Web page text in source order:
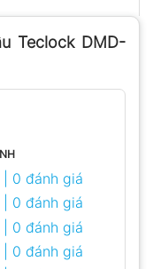
Teclock DMD-
| 0 đánh giá
| 0 đánh giá
| 0 đánh giá
| 0 đánh giá